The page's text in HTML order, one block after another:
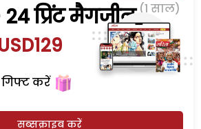
प्रिंट मैगजीन (1 साल)
गिफ्ट करें
सब्सक्राइब करें